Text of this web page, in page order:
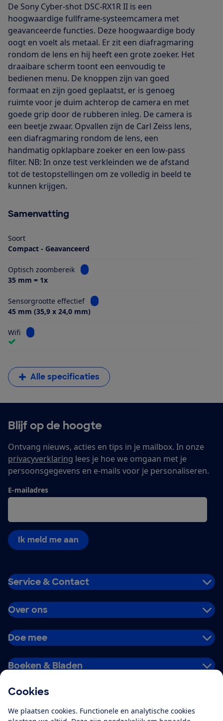
Cookies
We plaatsen cookies. Functionele en analytische cookies
De Sony Cyber-shot DSC-RX1R II is een
hoogwaardige fullframe-systeemcamera met
geavanceerde functies. Deze hoogwaardige body
oogt en voelt als metaal. Er zit een diafragmaring
rondom de lens en hij heeft een grote zoeker. Het
draaibare scherm toont een eenvoudig te
bedienen menu. De knoppen zijn van goed
formaat en zijn goed geplaatst, er is genoeg
ruimte voor je duim achterop de camera en met
goede grip door de rubberen inleg. De camera is
een beetje zwaar. Opvallen zijn de Carl Zeiss lens,
een diafragmaring rondom de lens, een
handmatig opklapbare zoeker en een low-pass
filter. NB: In onze test verkleinden we de afstand
tot de testopstellingen om ze volledig in beeld te
kunnen krijgen.
Samenvatting
Soort
Compact - Geavanceerd
Optisch zoombereik
Bekijk informatie voor Optisch zoombereik
35 mm = 1x
Sensorgrootte effectief
Bekijk informatie voor Sensorgrootte
45 mm (35,9 x 24,0 mm)
Wifi Bekijk informatie voor Wifi
Alle specificaties
Blijf op de hoogte
Ontvang nieuws, acties en tips in je mailbox. In onze
privacyverklaring lees je hoe we omgaan met je
persoonsgegevens en e-mails voor je personaliseren.
E-mailadres
Ik meld me aan
Service & Contact
Over ons
Doe mee
Boeken & Bladen